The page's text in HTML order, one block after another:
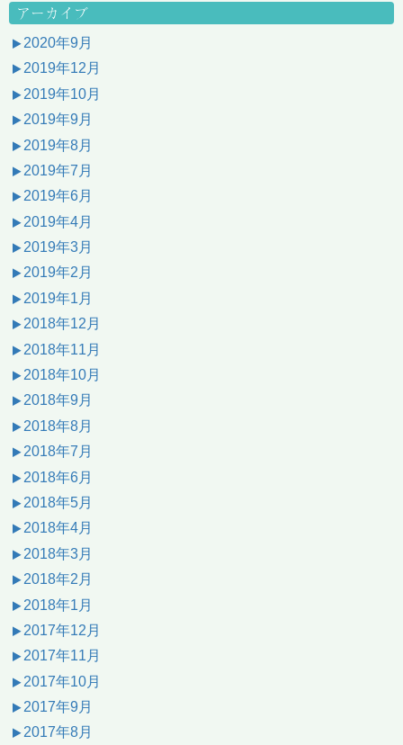
アーカイブ
2020年9月
2019年12月
2019年10月
2019年9月
2019年8月
2019年7月
2019年6月
2019年4月
2019年3月
2019年2月
2019年1月
2018年12月
2018年11月
2018年10月
2018年9月
2018年8月
2018年7月
2018年6月
2018年5月
2018年4月
2018年3月
2018年2月
2018年1月
2017年12月
2017年11月
2017年10月
2017年9月
2017年8月